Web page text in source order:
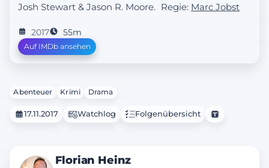
Josh Stewart & Jason R. Moore. Regie: Marc Jobst
2017 55m
Auf IMDb ansehen
Abenteuer Krimi Drama
17.11.2017 Watchlog Folgenübersicht
Florian Heinz